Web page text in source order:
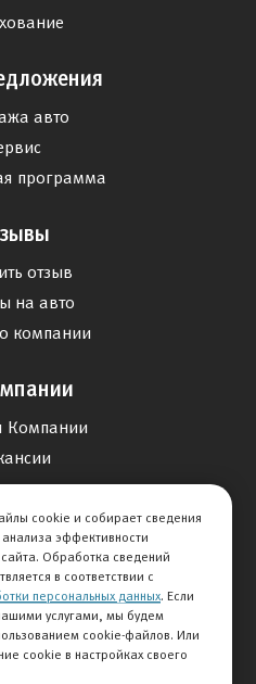
авто
программа
отзыв
на авто
компании
Компании
сайта
234-33-66
cookie и собирает сведения
анализа эффективности
Обработка сведений
в соответствии с
персональных данных. Если
услугами, мы будем
cookie-файлов. Или
cookie в настройках своего